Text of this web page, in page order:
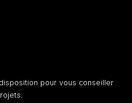
pour vous conseiller